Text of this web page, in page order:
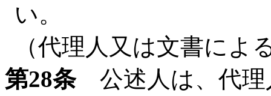
い。
（代理人又は文書によ
第28条公述人は、代理